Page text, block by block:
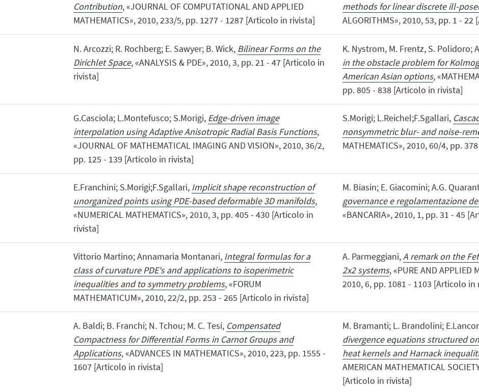
Contribution, «JOURNAL OF COMPUTATIONAL AND APPLIED
MATHEMATICS», 2010, 233/5, pp. 1277 - 1287 [Articolo in rivista]
methods for linear discrete ill-
ALGORITHMS», 2010, 53, pp. 1 -
N. Arcozzi; R. Rochberg; E. Sawyer; B. Wick, Bilinear Forms on the
Dirichlet Space, «ANALYSIS & PDE», 2010, 3, pp. 21 - 47 [Articolo in
rivista]
K. Nystrom, M. Frentz, S. Polidoro;
in the obstacle problem for
American Asian options,
pp. 805 - 838 [Articolo in rivista]
G.Casciola; L.Montefusco; S.Morigi, Edge-driven image
interpolation using Adaptive Anisotropic Radial Basis Functions,
«JOURNAL OF MATHEMATICAL IMAGING AND VISION», 2010, 36/2,
pp. 125 - 139 [Articolo in rivista]
S.Morigi; L.Reichel;F.Sgallari,
nonsymmetric blur- and noise-
MATHEMATICS», 2010, 60/4, pp.
E.Franchini; S.Morigi;F.Sgallari, Implicit shape reconstruction of
unorganized points using PDE-based deformable 3D manifolds,
«NUMERICAL MATHEMATICS», 2010, 3, pp. 405 - 430 [Articolo in
rivista]
M. Biasin; E. Giacomini; A.G.
governance e regolamentazione
«BANCARIA», 2010, 1, pp. 31 - 45
Vittorio Martino; Annamaria Montanari, Integral formulas for a
class of curvature PDE's and applications to isoperimetric
inequalities and to symmetry problems, «FORUM
MATHEMATICUM», 2010, 22/2, pp. 253 - 265 [Articolo in rivista]
A. Parmeggiani,A remark on the
2x2 systems, «PURE AND APPLIED
2010, 6, pp. 1081 - 1103 [Articolo in
A. Baldi; B. Franchi; N. Tchou; M. C. Tesi, Compensated
Compactness for Differential Forms in Carnot Groups and
Applications, «ADVANCES IN MATHEMATICS», 2010, 223, pp. 1555 -
1607 [Articolo in rivista]
M. Bramanti; L. Brandolini;
divergence equations structured
heat kernels and Harnack
AMERICAN MATHEMATICAL
[Articolo in rivista]